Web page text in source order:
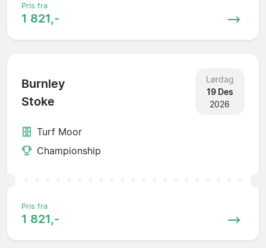
Pris fra
1 821,-
Burnley
Stoke
Lørdag
19 Des
2026
Turf Moor
Championship
Pris fra
1 821,-